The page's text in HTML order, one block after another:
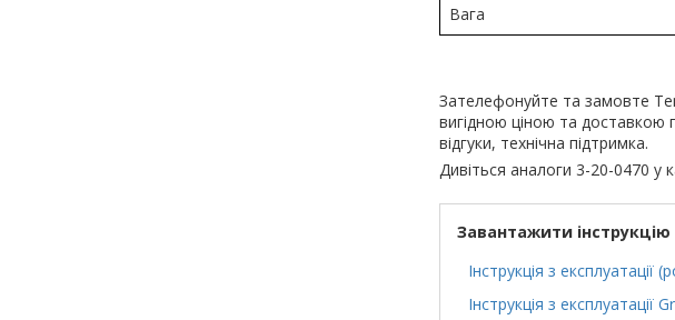
Вага
Зателефонуйте та замовте
вигідною ціною та доставкою
відгуки, технічна підтримка.
Дивіться аналоги 3-20-0470 у
Завантажити інструкцію
Інструкція з експлуатації
Інструкція з експлуатації